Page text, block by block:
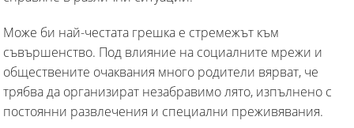
Може би най-честата грешка е стремежът към
съвършенство. Под влияние на социалните мрежи и
обществените очаквания много родители вярват, че
трябва да организират незабравимо лято, изпълнено с
постоянни развлечения и специални преживявания.